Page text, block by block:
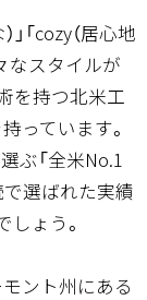
「cozy（居心地
なスタイルが
を持つ北米工
っています。
ぶ「全米No.1
選ばれた実績
ょう。
ント州にある